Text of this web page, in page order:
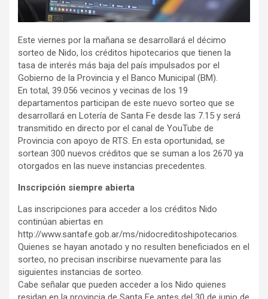
Este viernes por la mañana se desarrollará el décimo
sorteo de Nido, los créditos hipotecarios que tienen la
tasa de interés más baja del país impulsados por el
Gobierno de la Provincia y el Banco Municipal (BM).
En total, 39.056 vecinos y vecinas de los 19
departamentos participan de este nuevo sorteo que se
desarrollará en Lotería de Santa Fe desde las 7.15 y será
transmitido en directo por el canal de YouTube de
Provincia con apoyo de RTS. En esta oportunidad, se
sortean 300 nuevos créditos que se suman a los 2670 ya
otorgados en las nueve instancias precedentes.
Inscripción siempre abierta
Las inscripciones para acceder a los créditos Nido
continúan abiertas en
http://www.santafe.gob.ar/ms/nidocreditoshipotecarios.
Quienes se hayan anotado y no resulten beneficiados en el
sorteo, no precisan inscribirse nuevamente para las
siguientes instancias de sorteo.
Cabe señalar que pueden acceder a los Nido quienes